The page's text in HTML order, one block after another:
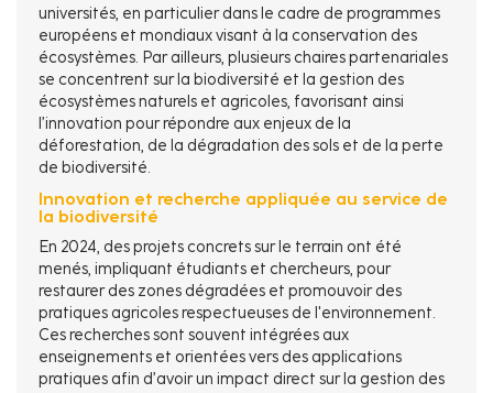
universités, en particulier dans le cadre de programmes
européens et mondiaux visant à la conservation des
écosystèmes. Par ailleurs, plusieurs chaires partenariales
se concentrent sur la biodiversité et la gestion des
écosystèmes naturels et agricoles, favorisant ainsi
l’innovation pour répondre aux enjeux de la
déforestation, de la dégradation des sols et de la perte
de biodiversité.
Innovation et recherche appliquée au service de
la biodiversité
En 2024, des projets concrets sur le terrain ont été
menés, impliquant étudiants et chercheurs, pour
restaurer des zones dégradées et promouvoir des
pratiques agricoles respectueuses de l'environnement.
Ces recherches sont souvent intégrées aux
enseignements et orientées vers des applications
pratiques afin d’avoir un impact direct sur la gestion des